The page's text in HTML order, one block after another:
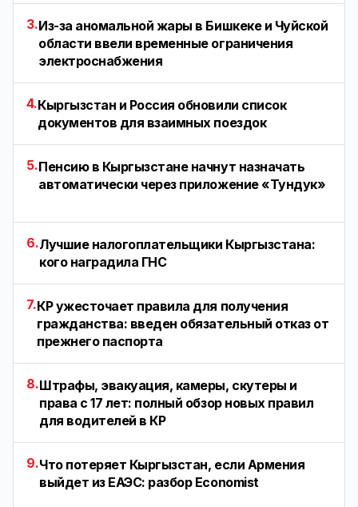
3.Из-за аномальной жары в Бишкеке и Чуйской
области ввели временные ограничения
электроснабжения
4.Кыргызстан и Россия обновили список
документов для взаимных поездок
5.Пенсию в Кыргызстане начнут назначать
автоматически через приложение «Тундук»
6.Лучшие налогоплательщики Кыргызстана:
кого наградила ГНС
7.КР ужесточает правила для получения
гражданства: введен обязательный отказ от
прежнего паспорта
8.Штрафы, эвакуация, камеры, скутеры и
права с 17 лет: полный обзор новых правил
для водителей в КР
9.Что потеряет Кыргызстан, если Армения
выйдет из ЕАЭС: разбор Economist